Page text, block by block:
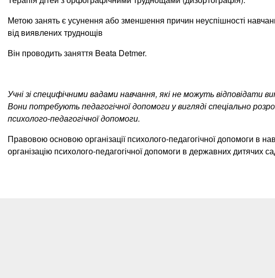
Метою занять є усунення або зменшення причин неуспішності
від виявлених труднощів
Він проводить заняття Beata Detmer.
Учні зі специфічними вадами навчання, які не можуть
Вони потребують педагогічної допомоги у вигляді спеціально
психолого-педагогічної допомоги.
Правовою основою організації психолого-педагогічної допомоги в
організацію психолого-педагогічної допомоги в державних дитячих